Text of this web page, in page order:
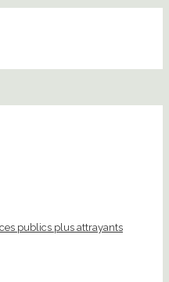
publics plus attrayants